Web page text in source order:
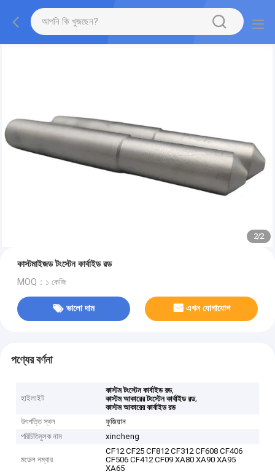
2/2
কাস্টমাইজড টংস্টেন কার্বাইড রড
MOQ：১ কেজি
ভালো দাম এখন যোগাযোগ
পণ্যের বর্ণনা
হাইলাইট
কাস্টম টংস্টেন কার্বাইড রড,
কাস্টম আকারের টংস্টেন কার্বাইড রড,
কাস্টম আকারের কার্বাইড রড
উৎপত্তি স্থল
ফুজিয়ান
পরিচিতিমুলক নাম
xincheng
মডেল নম্বার
CF12 CF25 CF812 CF312 CF608 CF406
CF506 CF412 CF09 XA80 XA90 XA95
XA65